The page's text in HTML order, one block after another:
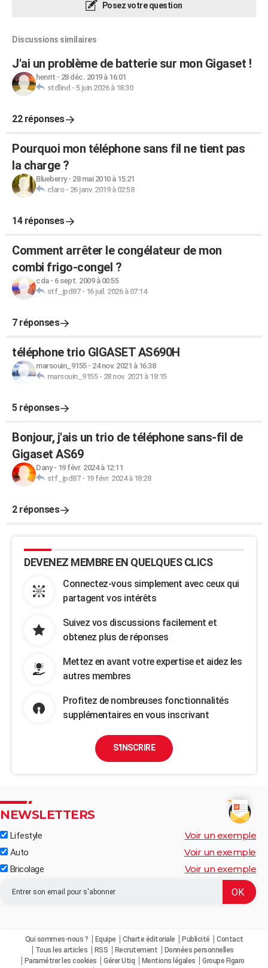
Posez votre question
Discussions similaires
J'ai un problème de batterie sur mon Gigaset !
henrit - 28 déc. 2019 à 16:01
stdlind - 5 juin 2026 à 18:30
22 réponses
Pourquoi mon téléphone sans fil ne tient pas
la charge ?
Blueberry- 28 mai 2010 à 15:21
claro- 26 janv. 2019 à 02:58
14 réponses
Comment arrêter le congélateur de mon
combi frigo-congel ?
cda- 6 sept. 2009 à 00:55
stf_jpd87- 16 juil. 2026 à 07:14
7 réponses
téléphone trio GIGASET AS690H
marsouin_9155- 24 nov. 2021 à 16:38
marsouin_9155- 28 nov. 2021 à 18:15
5 réponses
Bonjour, j'ais un trio de téléphone sans-fil de
Gigaset AS69
Dany- 19 févr. 2024 à 12:11
stf_jpd87- 19 févr. 2024 à 18:28
2 réponses
DEVENEZ MEMBRE EN QUELQUES CLICS
Connectez-vous simplement avec ceux qui
partagent vos intérêts
Suivez vos discussions facilement et
obtenez plus de réponses
Mettez en avant votre expertise et aidez les
autres membres
Profitez de nombreuses fonctionnalités
supplémentaires en vous inscrivant
S'INSCRIRE
NEWSLETTERS
Lifestyle Voir un exemple
Auto Voir un exemple
Bricolage Voir un exemple
Qui sommes-nous ? Equipe Charte éditoriale Publicité
Contact
Tous les articles
RSS Recrutement
Données personnelles
Paramétrer les cookies
Gérer Utiq Mentions légales
Groupe Figaro